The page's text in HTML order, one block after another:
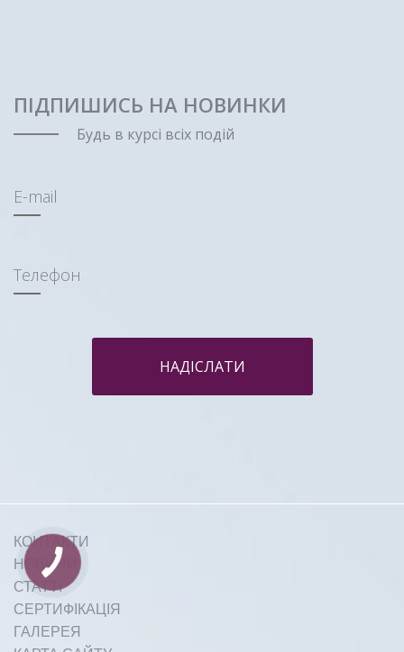
ПІДПИШИСЬ НА НОВИНКИ
Будь в курсі всіх подій
E-mail
Телефон
НАДІСЛАТИ
КОНТАКТИ
НОВИНИ
СТАТТІ
СЕРТИФІКАЦІЯ
ГАЛЕРЕЯ